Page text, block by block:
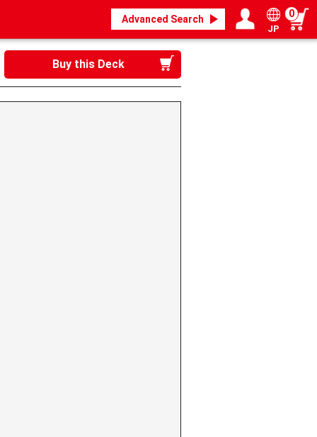
Advanced Search
Login / Register
My page
JP
0
Buy this Deck